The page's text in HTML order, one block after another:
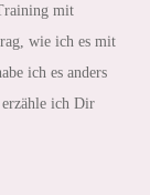
mit
wie ich es mit
ich es anders
erzähle ich Dir